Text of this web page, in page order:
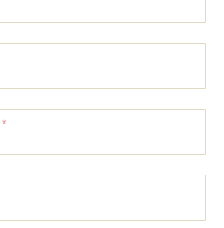
*